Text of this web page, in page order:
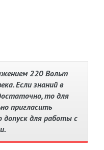
220 Вольт
Если знаний в
то для
пригласить
допуск для работы с